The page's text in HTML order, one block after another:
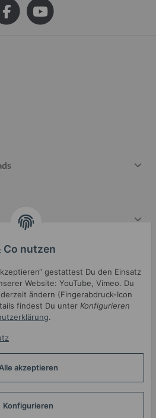
inkl. gesetzlicher USt.
• JTL5-Template mit
Co nutzen
gestattest Du den Einsatz
Website: YouTube, Vimeo. Du
ändern (Fingerabdruck-Icon
findest Du unter Konfigurieren
.
Alle akzeptieren
Konfigurieren